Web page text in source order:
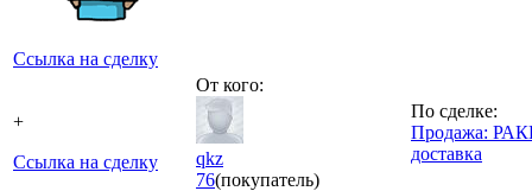
Ссылка на сделку
+
Ссылка на сделку
От кого:
qkz
76(покупатель)
По сделке:
Продажа:
доставка